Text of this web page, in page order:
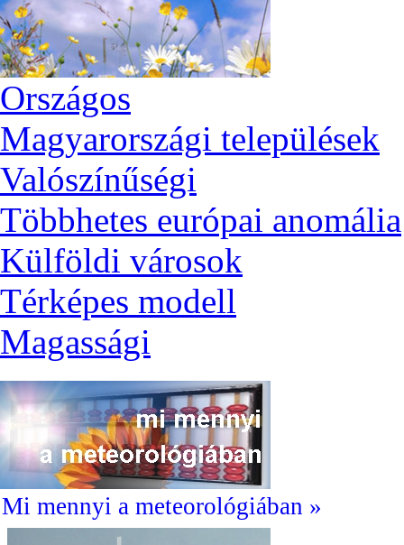
Országos
Magyarországi települések
Valószínűségi
Többhetes európai anomália
Külföldi városok
Térképes modell
Magassági
Mi mennyi a meteorológiában »